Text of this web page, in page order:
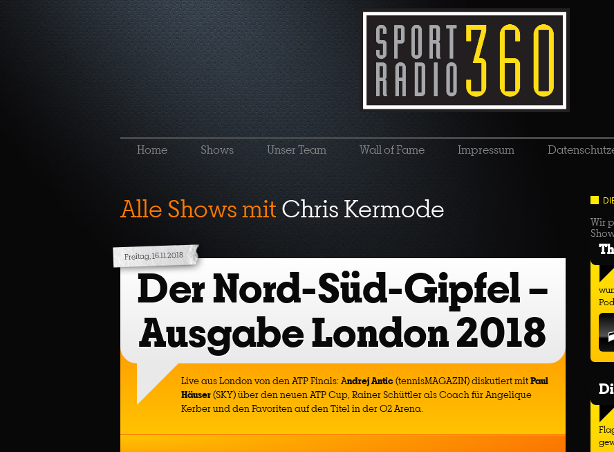
Home Shows Unser Team Wall of Fame Impressum
Alle Shows mitChris Kermode
Freitag, 16.11.2018
Der Nord-Süd-Gipfel –
Ausgabe London 2018
Live aus London von den ATP Finals: Andrej Antic(tennisMAGAZIN) diskutiert mitPaul
Häuser(SKY) über den neuen ATP Cup, Rainer Schüttler als Coach für Angelique
Kerber und den Favoriten auf den Titel in der O2 Arena.
Wir